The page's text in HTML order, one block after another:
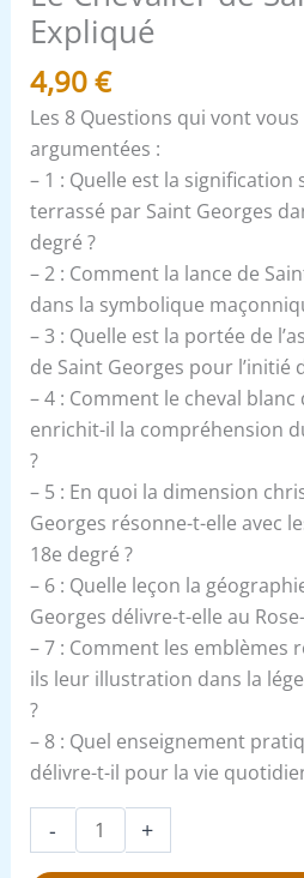
Expliqué
4,90€
Les 8 Questions qui vont
argumentées :
– 1 : Quelle est la
terrassé par Saint Georges
degré ?
– 2 : Comment la lance de
dans la symbolique
– 3 : Quelle est la portée de
de Saint Georges pour l’initié
– 4 : Comment le cheval blanc
enrichit-il la compréhension
?
– 5 : En quoi la dimension
Georges résonne-t-elle avec
18e degré ?
– 6 : Quelle leçon la
Georges délivre-t-elle au
– 7 : Comment les emblèmes
ils leur illustration dans la
?
– 8 : Quel enseignement
délivre-t-il pour la vie
- +